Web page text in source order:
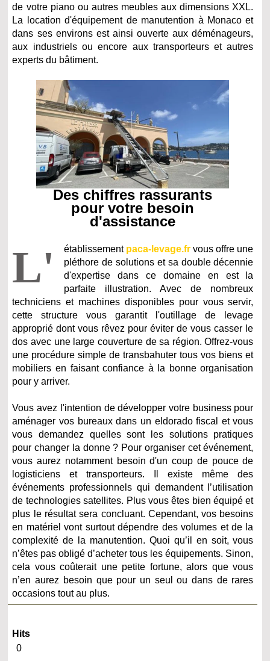
de votre piano ou autres meubles aux dimensions XXL.
La location d'équipement de manutention à Monaco et
dans ses environs est ainsi ouverte aux déménageurs,
aux industriels ou encore aux transporteurs et autres
experts du bâtiment.
Des chiffres rassurants
pour votre besoin
d'assistance
L' établissement paca-levage.fr vous offre une
pléthore de solutions et sa double décennie
d'expertise dans ce domaine en est la
parfaite illustration. Avec de nombreux
techniciens et machines disponibles pour vous servir,
cette structure vous garantit l'outillage de levage
approprié dont vous rêvez pour éviter de vous casser le
dos avec une large couverture de sa région. Offrez-vous
une procédure simple de transbahuter tous vos biens et
mobiliers en faisant confiance à la bonne organisation
pour y arriver.
Vous avez l'intention de développer votre business pour
aménager vos bureaux dans un eldorado fiscal et vous
vous demandez quelles sont les solutions pratiques
pour changer la donne ? Pour organiser cet événement,
vous aurez notamment besoin d'un coup de pouce de
logisticiens et transporteurs. Il existe même des
événements professionnels qui demandent l’utilisation
de technologies satellites. Plus vous êtes bien équipé et
plus le résultat sera concluant. Cependant, vos besoins
en matériel vont surtout dépendre des volumes et de la
complexité de la manutention. Quoi qu’il en soit, vous
n’êtes pas obligé d’acheter tous les équipements. Sinon,
cela vous coûterait une petite fortune, alors que vous
n’en aurez besoin que pour un seul ou dans de rares
occasions tout au plus.
Hits
0